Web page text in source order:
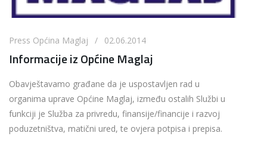
Press Općina Maglaj / 02.06.2014
Informacije iz Općine Maglaj
Obavještavamo građane da je uspostavljen rad u
organima uprave Općine Maglaj, između ostalih Službi u
funkciji je Služba za privredu, finansije/financije i razvoj
poduzetništva, matični ured, te ovjera potpisa i prepisa.